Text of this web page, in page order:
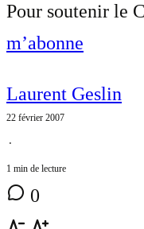
Pour soutenir le
m’abonne
Laurent Geslin
22 février 2007
⋅
1 min de lecture
0